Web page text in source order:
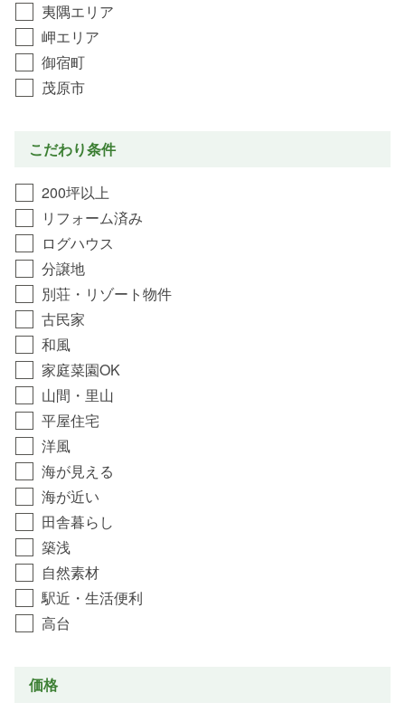
夷隅エリア
岬エリア
御宿町
茂原市
こだわり条件
200坪以上
リフォーム済み
ログハウス
分譲地
別荘・リゾート物件
古民家
和風
家庭菜園OK
山間・里山
平屋住宅
洋風
海が見える
海が近い
田舎暮らし
築浅
自然素材
駅近・生活便利
高台
価格